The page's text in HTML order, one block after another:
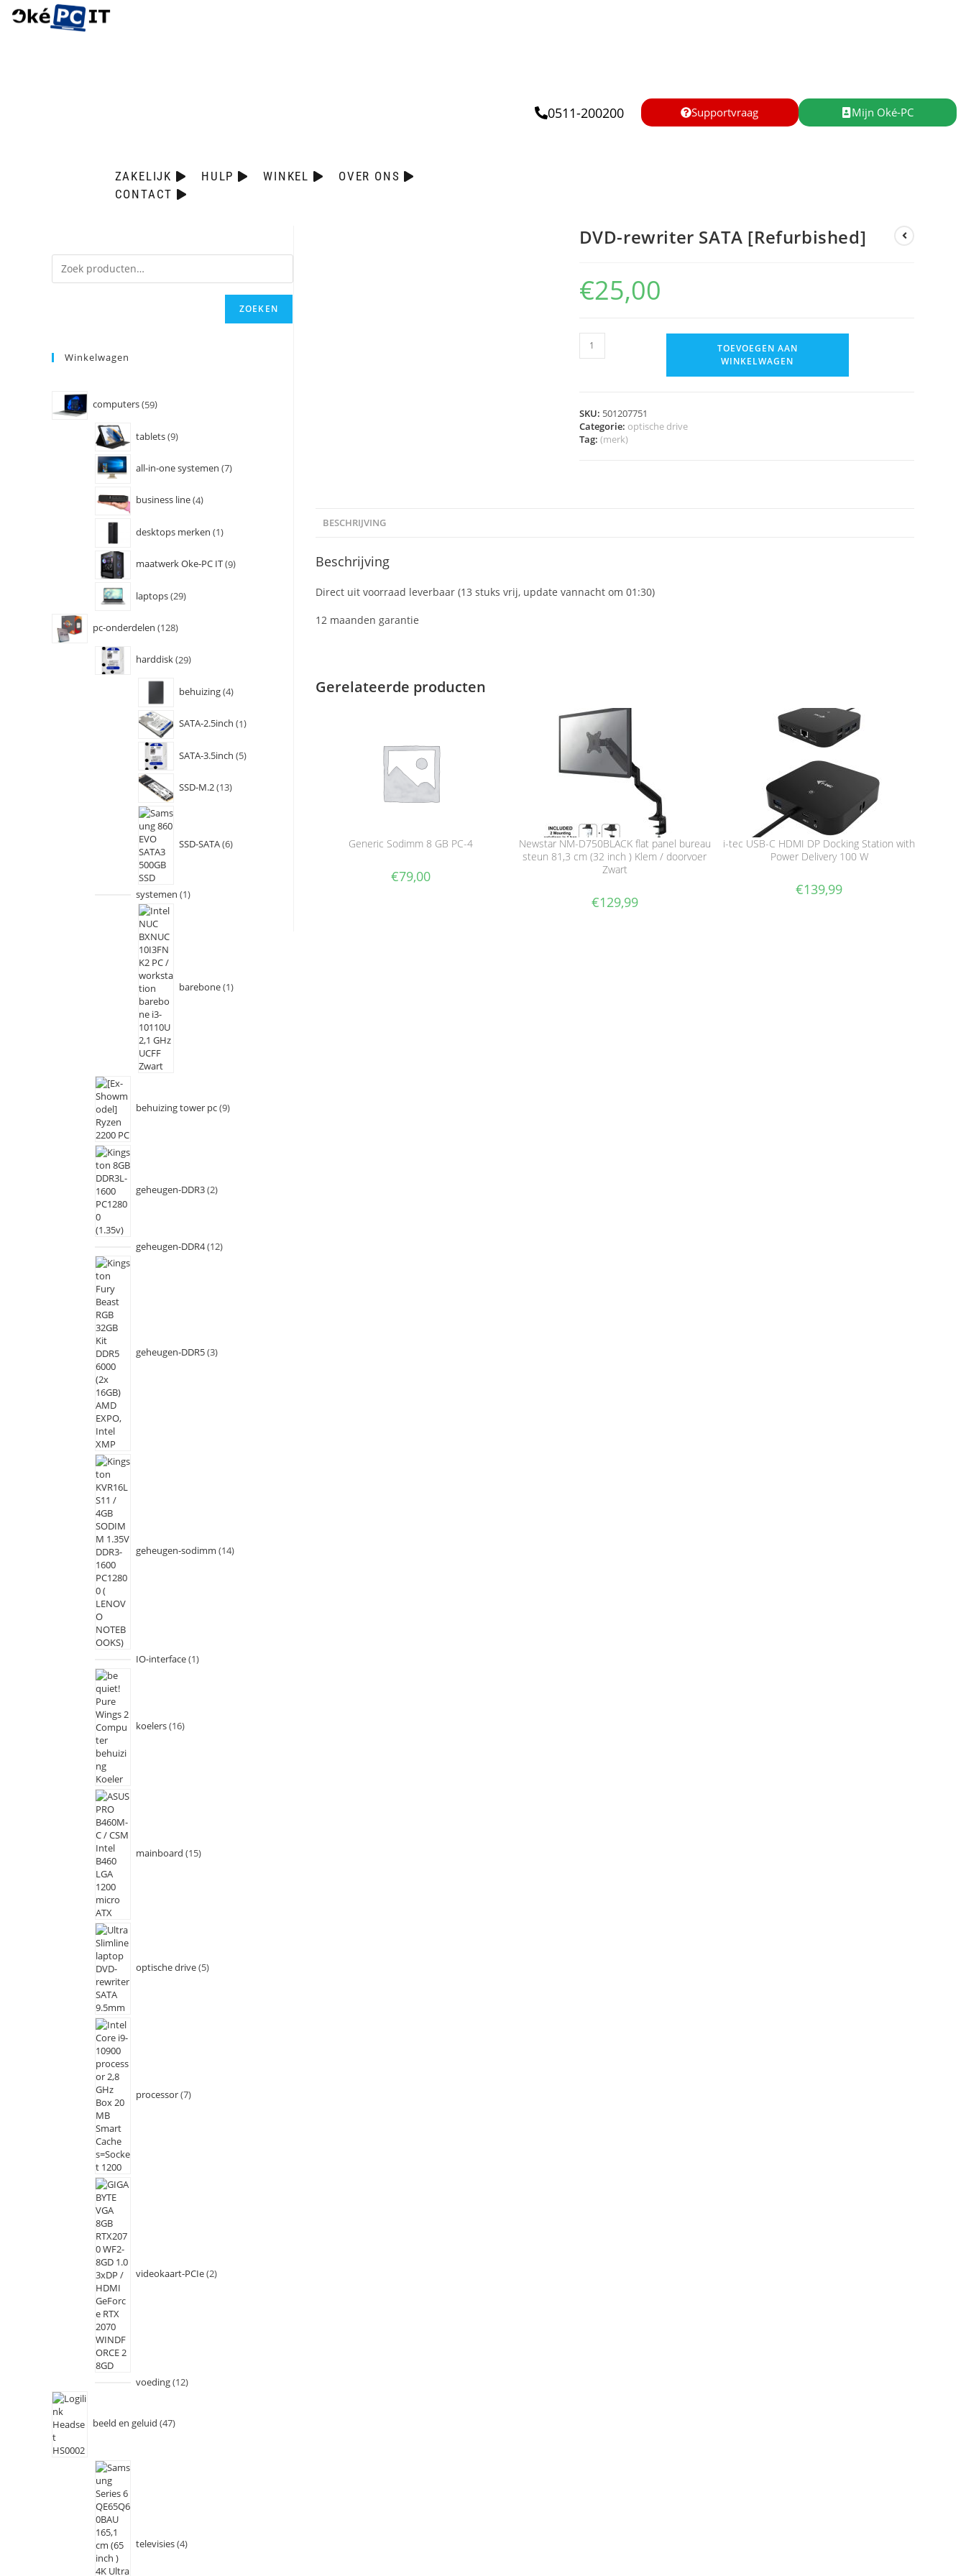
ZAKELIJK HULP WINKEL
OVER ONS
CONTACT
0511-200200 Supportvraag Mijn Oké-PC
DVD-rewriter SATA [Refurbished]
€25,00
TOEVOEGEN AAN
WINKELWAGEN
SKU: 501207751
Categorie: optische drive
Tag: (merk)
BESCHRIJVING
Beschrijving
Direct uit voorraad leverbaar (13 stuks vrij, update vannacht om 01:30)
12 maanden garantie
Gerelateerde producten
Generic Sodimm 8 GB PC-4
€79,00
Newstar NM-D750BLACK flat panel bureau
steun 81,3 cm (32 inch ) Klem / doorvoer
Zwart
€129,99
i-tec USB-C HDMI DP Docking Station with
Power Delivery 100 W
€139,99
ZOEKEN
Winkelwagen
computers 59
tablets 9
all-in-one systemen 7
business line 4
desktops merken 1
maatwerk Oke-PC IT 9
laptops 29
pc-onderdelen 128
harddisk 29
behuizing 4
SATA-2.5inch 1
SATA-3.5inch 5
SSD-M.2 13
SSD-SATA 6
systemen 1
barebone 1
behuizing tower pc 9
geheugen-DDR3 2
geheugen-DDR4 12
geheugen-DDR5 3
geheugen-sodimm 14
IO-interface 1
koelers 16
mainboard 15
optische drive 5
processor 7
videokaart-PCIe 2
voeding 12
beeld en geluid 47
televisies 4